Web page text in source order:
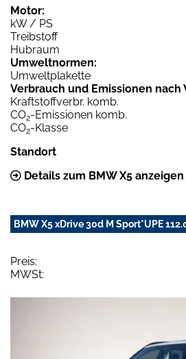
Motor:
kW / PS
Treibstoff
Hubraum
Umweltnormen:
Umweltplakette
Verbrauch und Emissionen nach
Kraftstoffverbr. komb.
CO2-Emissionen komb.
CO2-Klasse
Standort
Details zum BMW X5 anzeigen
BMW X5 xDrive 30d M Sport*UPE
Preis:
MWSt: